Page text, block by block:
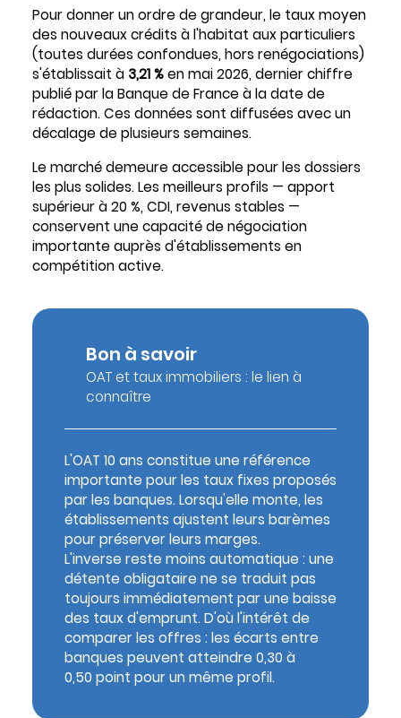
Pour donner un ordre de grandeur, le taux moyen
des nouveaux crédits à l'habitat aux particuliers
(toutes durées confondues, hors renégociations)
s'établissait à 3,21 %en mai 2026, dernier chiffre
publié par la Banque de France à la date de
rédaction. Ces données sont diffusées avec un
décalage de plusieurs semaines.
Le marché demeure accessible pour les dossiers
les plus solides. Les meilleurs profils — apport
supérieur à 20 %, CDI, revenus stables —
conservent une capacité de négociation
importante auprès d'établissements en
compétition active.
Bon à savoir
OAT et taux immobiliers : le lien à
connaître
L'OAT 10 ans constitue une référence
importante pour les taux fixes proposés
par les banques. Lorsqu'elle monte, les
établissements ajustent leurs barèmes
pour préserver leurs marges.
L'inverse reste moins automatique : une
détente obligataire ne se traduit pas
toujours immédiatement par une baisse
des taux d'emprunt. D'où l'intérêt de
comparer les offres : les écarts entre
banques peuvent atteindre 0,30 à
0,50 point pour un même profil.